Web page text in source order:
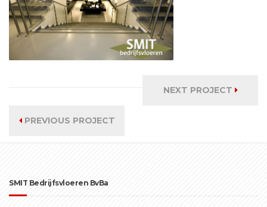
PREVIOUS PROJECT
NEXT PROJECT
SMIT Bedrijfsvloeren BvBa